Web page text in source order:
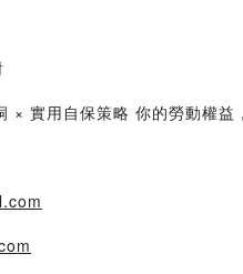
實用自保策略 你的勞動權益